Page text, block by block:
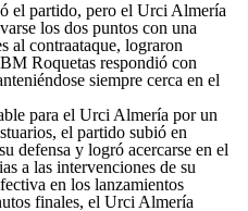
el partido, pero el Urci Almería
los dos puntos con una
al contraataque, lograron
Roquetas respondió con
siempre cerca en el
para el Urci Almería por un
el partido subió en
defensa y logró acercarse en el
a las intervenciones de su
en los lanzamientos
finales, el Urci Almería